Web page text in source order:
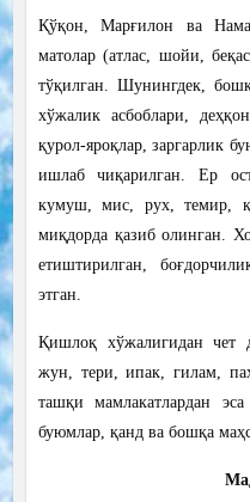
Қўқон, Марғилон ва
матолар (атлас, шойи,
тўқилган. Шунингдек,
хўжалик асбоблари,
қурол-яроқлар, заргарлик
ишлаб чиқарилган. Ер
кумуш, мис, рух, темир,
миқдорда қазиб олинган.
етиштирилган,
этган.
Қишлоқ хўжалигидан чет
жун, тери, ипак, гилам,
ташқи мамлакатлардан
буюмлар, қанд ва бошқа